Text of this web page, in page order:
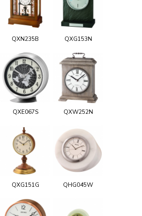
QXN235B QXG153N
QXE067S QXW252N
QXG151G QHG045W